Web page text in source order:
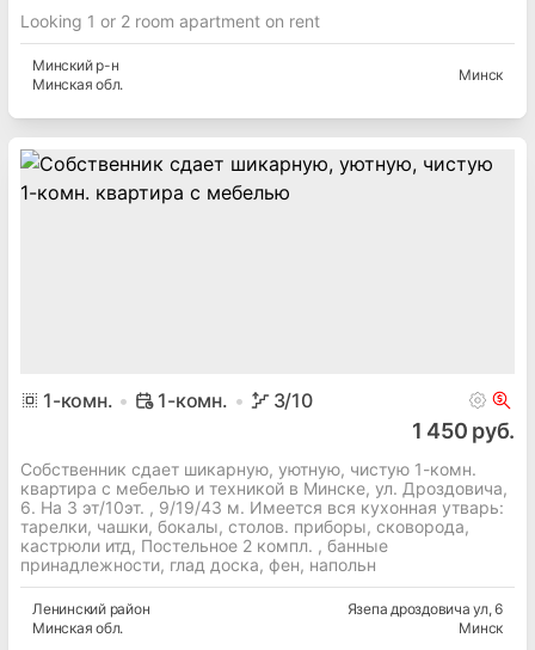
Looking 1 or 2 room apartment on rent
Минскийр-н
Минская обл.
Минск
1-комн. 1-комн. 3/10
1 450 руб.
Собственник сдает шикарную, уютную, чистую 1-комн.
квартира с мебелью и техникой в Минске, ул. Дроздовича,
6. На 3 эт/10эт. , 9/19/43 м. Имеется вся кухонная утварь:
тарелки, чашки, бокалы, столов. приборы, сковорода,
кастрюли итд, Постельное 2 компл. , банные
принадлежности, глад доска, фен, напольн
Ленинскийрайон
Минская обл.
Язепа дроздовича ул, 6
Минск